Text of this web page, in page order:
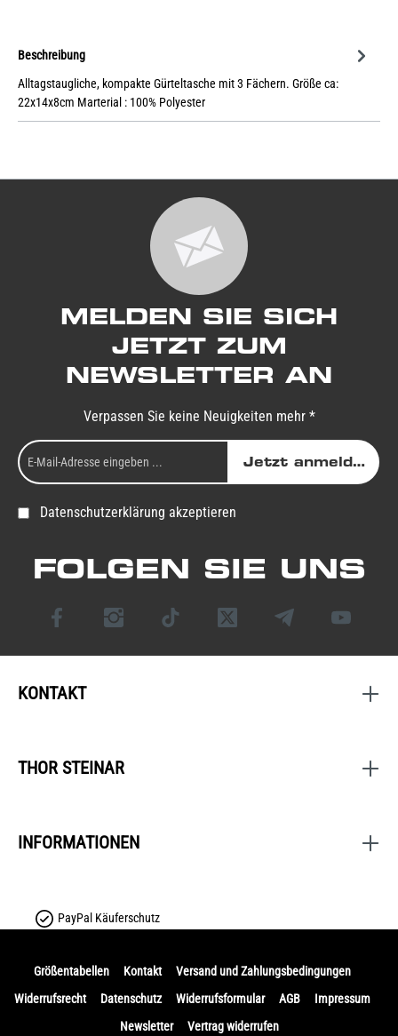
Beschreibung
Alltagstaugliche, kompakte Gürteltasche mit 3 Fächern. Größe ca:
22x14x8cm Marterial : 100% Polyester
MELDEN SIE SICH
JETZT ZUM
NEWSLETTER AN
Verpassen Sie keine Neuigkeiten mehr *
Jetzt anmelden
Datenschutzerklärung akzeptieren
FOLGEN SIE UNS
KONTAKT
THOR STEINAR
INFORMATIONEN
PayPal Käuferschutz
Größentabellen Kontakt
Versand und Zahlungsbedingungen
Widerrufsrecht
Datenschutz Widerrufsformular AGB
Impressum
Newsletter
Vertrag widerrufen